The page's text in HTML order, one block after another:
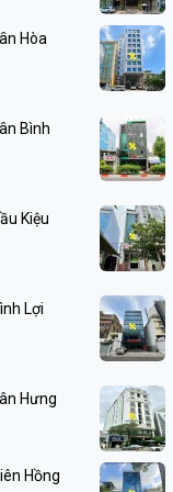
Hòa
Bình
Kiệu
Lợi
Hưng
Hồng